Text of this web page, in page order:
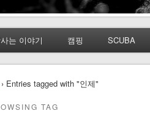
는 이야기 캠핑 SCUBA
Entries tagged with "인제"
TAG